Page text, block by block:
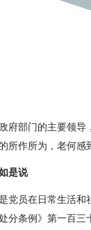
府部门的主要领导
所作所为，老何
是说
党员在日常生活和
分条例》第一百